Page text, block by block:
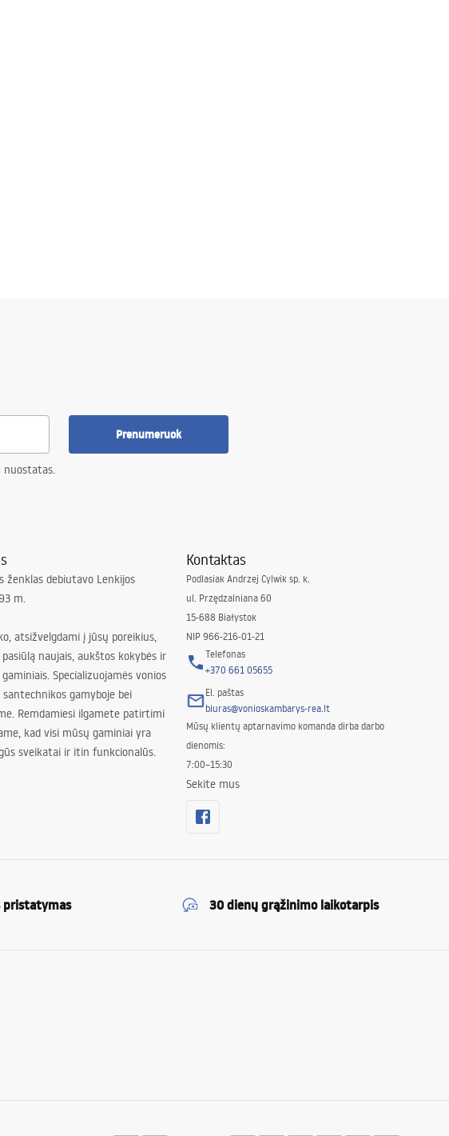
Prenumeruok
nuostatas.
ženklas debiutavo Lenkijos
m.
atsižvelgdami į jūsų poreikius,
pasiūlą naujais, aukštos kokybės ir
Specializuojamės vonios
gamyboje bei
Remdamiesi ilgamete patirtimi
kad visi mūsų gaminiai yra
sveikatai ir itin funkcionalūs.
Kontaktas
Podlasiak Andrzej Cylwik sp. k.
ul. Przędzalniana 60
15-688 Białystok
NIP 966-216-01-21
Telefonas
+370 661 05655
El. paštas
biuras@vonioskambarys-rea.lt
Mūsų klientų aptarnavimo komanda dirba darbo
dienomis:
7:00–15:30
Sekite mus
pristatymas 30 dienų grąžinimo laikotarpis